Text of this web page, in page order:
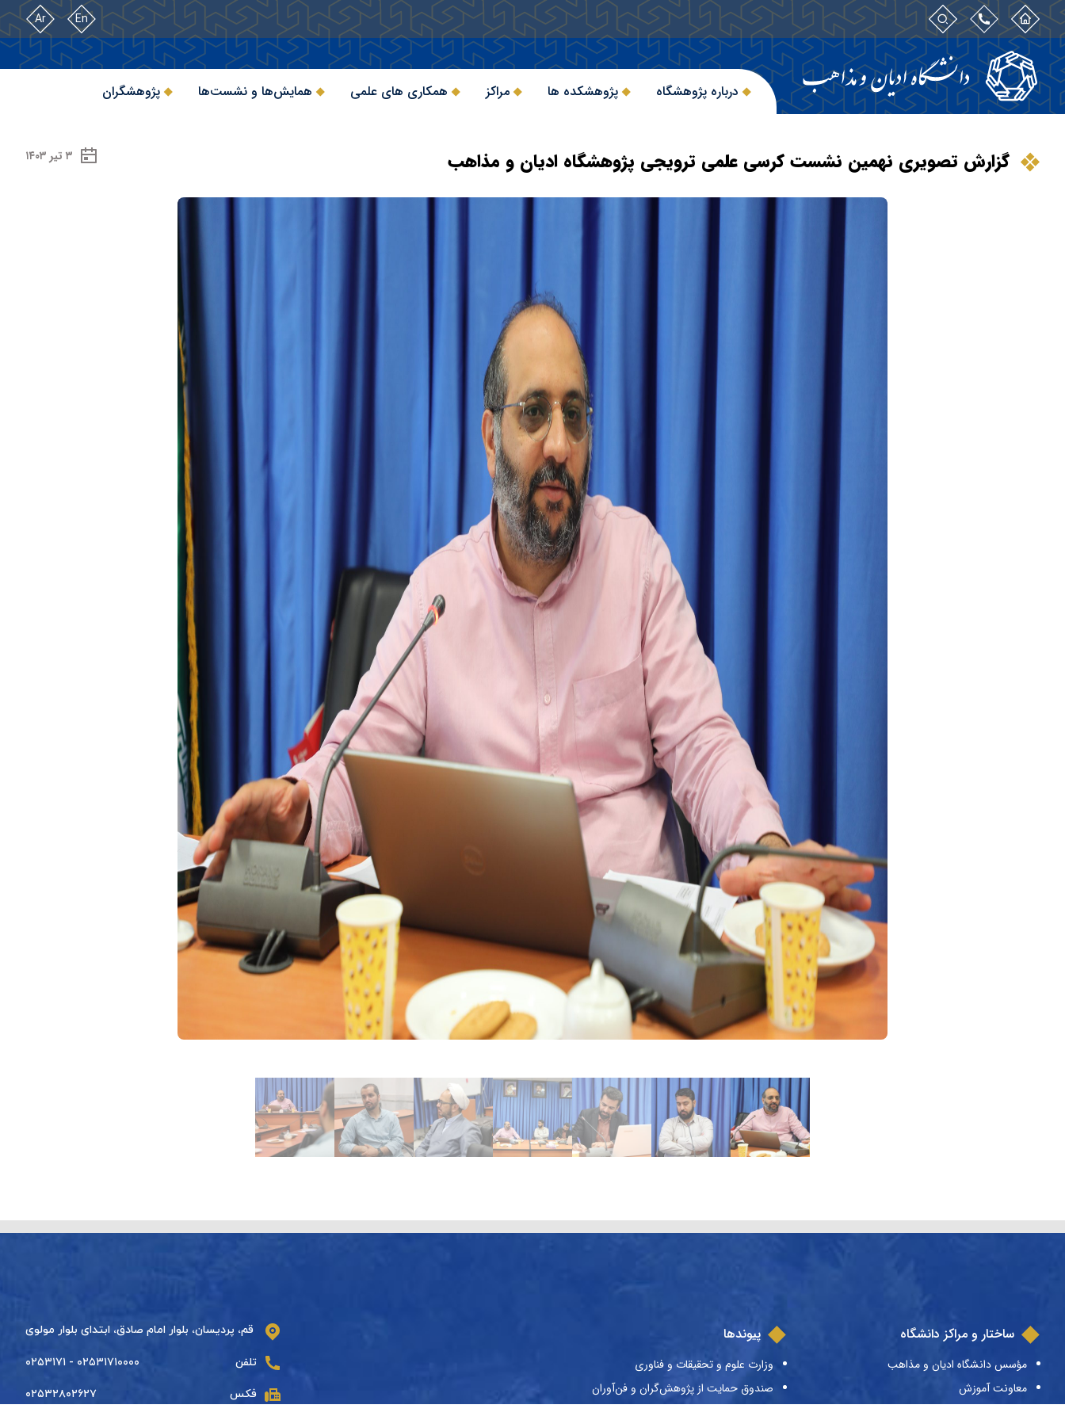
En
Ar
درباره پژوهشگاه پژوهشکده ها مراکز همکاری های علمی همایش‌ها و نشست‌ها پژوهشگران
گزارش تصویری نهمین نشست کرسی علمی ترویجی پژوهشگاه ادیان و مذاهب ۳ تیر ۱۴۰۳
ساختار و مراکز دانشگاه
مؤسس دانشگاه ادیان و مذاهب
معاونت آموزش
پیوندها
وزارت علوم و تحقیقات و فناوری
صندوق حمایت از پژوهش‌گران و فن‌آوران
قم، پردیسان، بلوار امام صادق، ابتدای بلوار مولوی
تلفن ۰۲۵۳۱۷۱۰۰۰۰ - ۰۲۵۳۱۷۱
فکس ۰۲۵۳۲۸۰۲۶۲۷